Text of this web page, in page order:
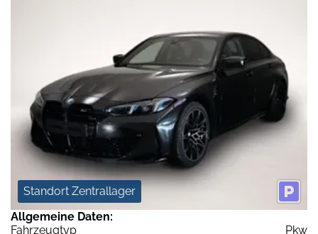
Standort Zentrallager
Allgemeine Daten:
Fahrzeugtyp
Pkw